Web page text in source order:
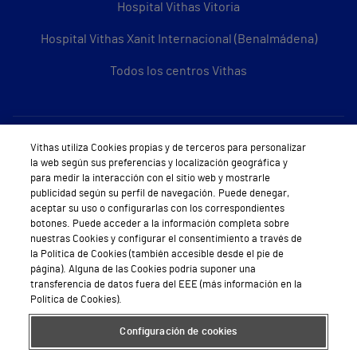
Hospital Vithas Vitoria
Hospital Vithas Xanit Internacional (Benalmádena)
Todos los centros Vithas
Sobre Vithas
Quiénes somos
Trabajar en Vithas
Teléfono Cita Médica
Teléfono Atención al Cliente
Política de seguridad y salud en el trabajo
Conoce a Supervita
Vithas utiliza Cookies propias y de terceros para personalizar
la web según sus preferencias y localización geográfica y
para medir la interacción con el sitio web y mostrarle
publicidad según su perfil de navegación. Puede denegar,
aceptar su uso o configurarlas con los correspondientes
botones. Puede acceder a la información completa sobre
nuestras Cookies y configurar el consentimiento a través de
la Política de Cookies (también accesible desde el pie de
página). Alguna de las Cookies podría suponer una
transferencia de datos fuera del EEE (más información en la
Política de Cookies).
Configuración de cookies